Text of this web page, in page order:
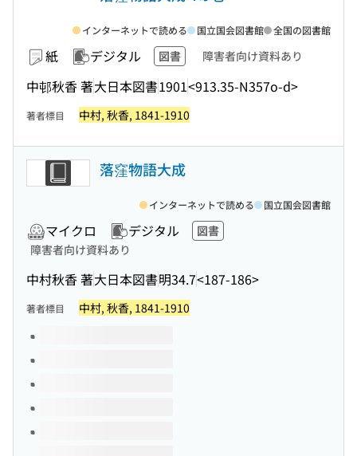
紙 デジタル 図書 障害者向け資料あり
中邨秋香 著大日本図書1901<913.35-N357o-d>
インターネットで読める 国立国会図書館 全国の図書館
著者標目 中村, 秋香, 1841-1910
落窪物語大成
マイクロ デジタル
図書
障害者向け資料あり
中村秋香 著大日本図書明34.7<187-186>
インターネットで読める 国立国会図書館
著者標目 中村, 秋香, 1841-1910
このタイトルの巻号